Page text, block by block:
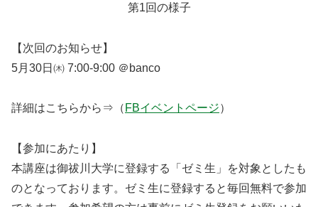
第1回の様子
【次回のお知らせ】
5月30日㈭ 7:00-9:00 ＠banco
詳細はこちらから⇒（ FBイベントページ）
【参加にあたり】
本講座は御祓川大学に登録する「ゼミ生」を対象としたも
のとなっております。ゼミ生に登録すると毎回無料で参加